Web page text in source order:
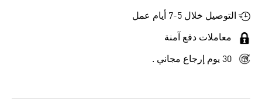
التوصيل خلال 5-7 أيام عمل
معاملات دفع آمنة